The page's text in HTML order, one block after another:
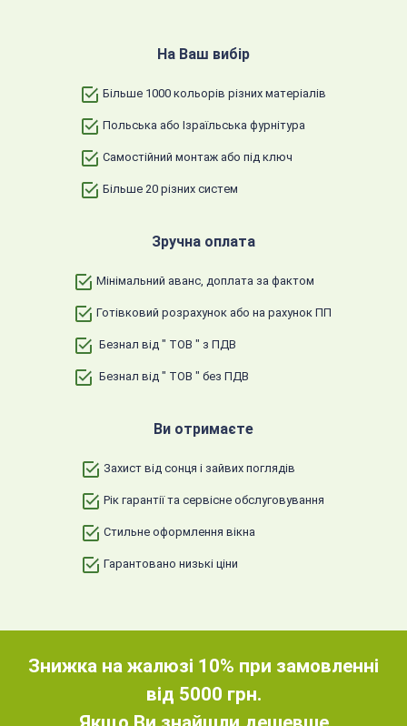
На Ваш вибір
Більше 1000 кольорів різних матеріалів
Польська або Ізраїльська фурнітура
Самостійний монтаж або під ключ
Більше 20 різних систем
Зручна оплата
Мінімальний аванс, доплата за фактом
Готівковий розрахунок або на рахунок ПП
Безнал від " ТОВ " з ПДВ
Безнал від " ТОВ " без ПДВ
Ви отримаєте
Захист від сонця і зайвих поглядів
Рік гарантії та сервісне обслуговування
Стильне оформлення вікна
Гарантовано низькі ціни
Знижка на жалюзі 10% при замовленні
від 5000 грн.